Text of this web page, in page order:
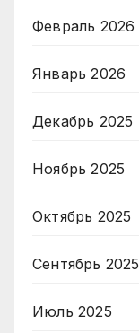
Февраль 2026
Январь 2026
Декабрь 2025
Ноябрь 2025
Октябрь 2025
Сентябрь 2025
Июль 2025